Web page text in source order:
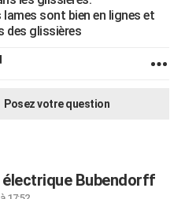
sont bien en lignes et
des glissières
Posez votre question
Bubendorff